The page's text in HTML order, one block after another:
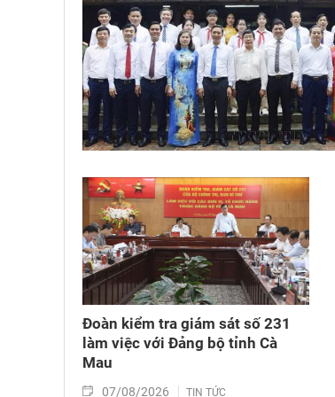
Đoàn kiểm tra giám sát số 231
làm việc với Đảng bộ tỉnh Cà
Mau
07/08/2026 TIN TỨC